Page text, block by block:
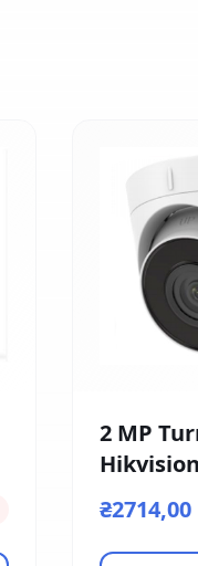
2 MP
Hikvision
I(F) (4мм)
₴2714,00